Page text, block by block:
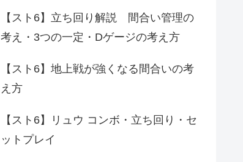
【スト6】立ち回り解説 間合い管理の
考え・3つの一定・Dゲージの考え方
【スト6】地上戦が強くなる間合いの考
え方
【スト6】リュウ コンボ・立ち回り・セ
ットプレイ